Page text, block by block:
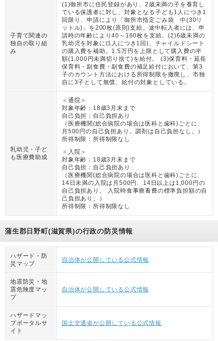
子育て関連の
独自の取り組
み
(1)御所市に住民登録があり、2歳未満の子を養育し
ている保護者に対し、対象となる子ども1人につき1
回限り、申請により「御所市指定ごみ袋 中(30リ
ットル)」を200枚(原則)支給。途中転入者には、申
請時の年齢により40～160枚を支給。(2)6歳未満の
乳幼児を対象に(1人につき1回)、チャイルドシート
の購入費を補助。1.5万円を上限として購入費の半
額(1,000円未満切り捨て)を給付。 (3)保育料・延長
保育料・副食費・副食費の補足給付において、第3
子のカウント方法における所得制限を撤廃し、市独
自に3子として無償、給付の対象としている。
乳幼児・子ど
も医療費助成
＜通院＞
対象年齢： 18歳3月末まで
自己負担： 自己負担あり
（ 医療機関(総合病院の場合は医科と歯科)ごとに、
月500円の自己負担あり。調剤は自己負担なし。
）
所得制限： 所得制限なし
＜入院＞
対象年齢： 18歳3月末まで
自己負担： 自己負担あり
（ 医療機関(総合病院の場合は医科と歯科)ごとに、
14日未満の入院は月500円、14日以上は1,000円の
自己負担あり。 入院時食事療養費の標準負担額の自
己負担あり。
）
所得制限： 所得制限なし
蒲生郡日野町(滋賀県)の行政の防災情報
ハザード・防
災マップ
自治体が公開している公式情報
地震防災・地
震危険度マッ
プ
自治体が公開している公式情報
ハザードマッ
プポータルサ
イト
国土交通省が公開している公式情報